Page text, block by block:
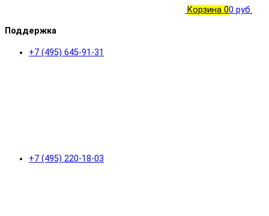
Корзина 00 руб.
Поддержка
+7 (495) 645-91-31
+7 (495) 220-18-03